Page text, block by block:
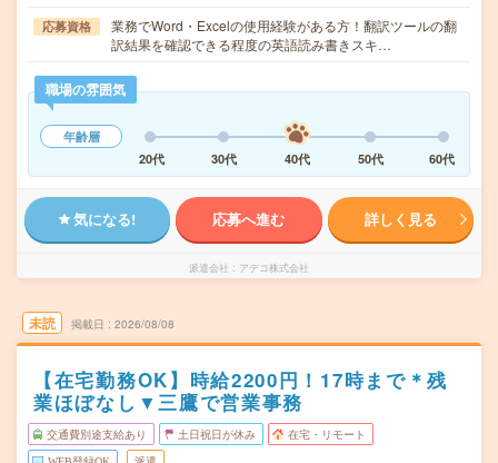
応募資格
業務でWord・Excelの使用経験がある方！翻訳ツールの翻
訳結果を確認できる程度の英語読み書きスキ…
職場の雰囲気
年齢層
20代
30代 40代 50代 60代
気になる! 応募へ進む 詳しく見る
派遣会社 アデコ株式会社
未読 掲載日 2026/08/08
【在宅勤務OK】時給2200円！17時まで＊残
業ほぼなし▼三鷹で営業事務
交通費別途支給あり 土日祝日が休み 在宅・リモート
WEB登録OK 派遣